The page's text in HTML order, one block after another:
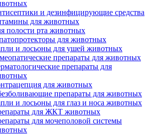
и дезинфицирующие средства
для животных
полости рта животных
для животных
и лосьоны для ушей животных
препараты для животных
препараты для
для животных
препараты для животных
и лосьоны для глаз и носа животных
для ЖКТ животных
для мочеполовой системы